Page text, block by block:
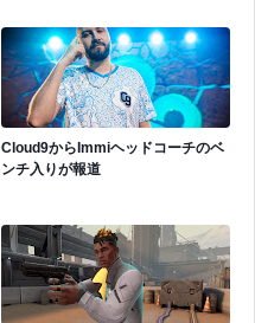
Cloud9からImmiヘッドコーチのベ
ンチ入りが報道